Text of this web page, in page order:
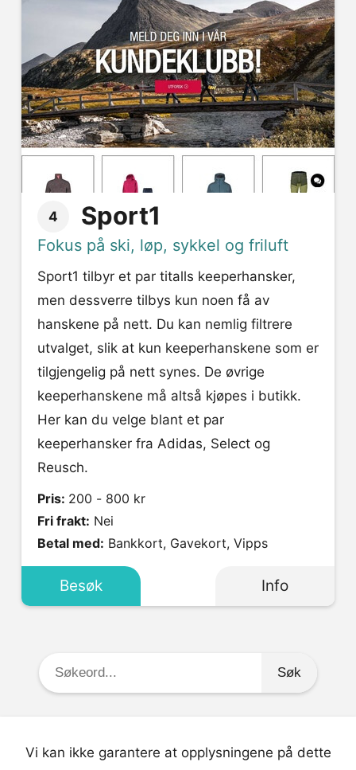
4 Sport1
Fokus på ski, løp, sykkel og friluft
Sport1 tilbyr et par titalls keeperhansker,
men dessverre tilbys kun noen få av
hanskene på nett. Du kan nemlig filtrere
utvalget, slik at kun keeperhanskene som er
tilgjengelig på nett synes. De øvrige
keeperhanskene må altså kjøpes i butikk.
Her kan du velge blant et par
keeperhansker fra Adidas, Select og
Reusch.
Pris: 200 - 800 kr
Fri frakt: Nei
Betal med: Bankkort, Gavekort, Vipps
Besøk Info
Søkeord:
Vi kan ikke garantere at opplysningene på dette